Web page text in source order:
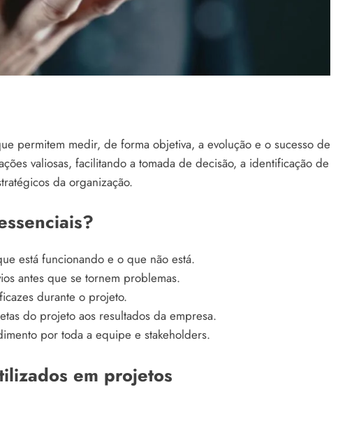
permitem medir, de forma objetiva, a evolução e o sucesso de
valiosas, facilitando a tomada de decisão, a identificação de
da organização.
está funcionando e o que não está.
antes que se tornem problemas.
durante o projeto.
do projeto aos resultados da empresa.
por toda a equipe e stakeholders.
em projetos